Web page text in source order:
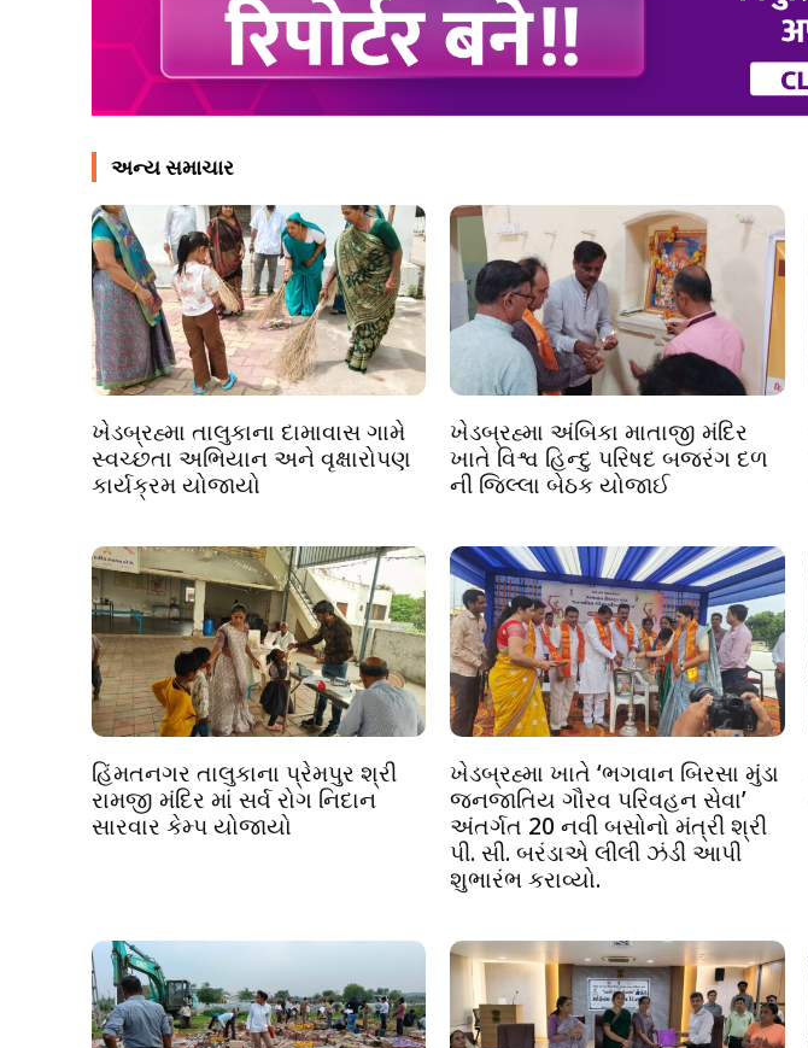
અન્ય સમાચાર
ખેડબ્રહ્મા તાલુકાના દામાવાસ ગામે
સ્વચ્છતા અભિયાન અને વૃક્ષારોપણ
કાર્યક્રમ યોજાયો
ખેડબ્રહ્મા અંબિકા માતાજી મંદિર
ખાતે વિશ્વ હિન્દુ પરિષદ બજરંગ દળ
ની જિલ્લા બેઠક યોજાઈ
હિંમતનગર તાલુકાના પ્રેમપુર શ્રી
રામજી મંદિર માં સર્વ રોગ નિદાન
સારવાર કેમ્પ યોજાયો
ખેડબ્રહ્મા ખાતે ‘ભગવાન બિરસા મુંડા
જનજાતિય ગૌરવ પરિવહન સેવા’
અંતર્ગત 20 નવી બસોનો મંત્રી શ્રી
પી. સી. બરંડાએ લીલી ઝંડી આપી
શુભારંભ કરાવ્યો.